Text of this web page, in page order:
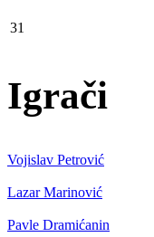
31
Igrači
Vojislav Petrović
Lazar Marinović
Pavle Dramićanin